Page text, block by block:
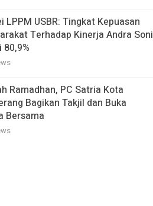
LPPM USBR: Tingkat Kepuasan
Terhadap Kinerja Andra Soni
80,9%
Ramadhan, PC Satria Kota
Bagikan Takjil dan Buka
Bersama